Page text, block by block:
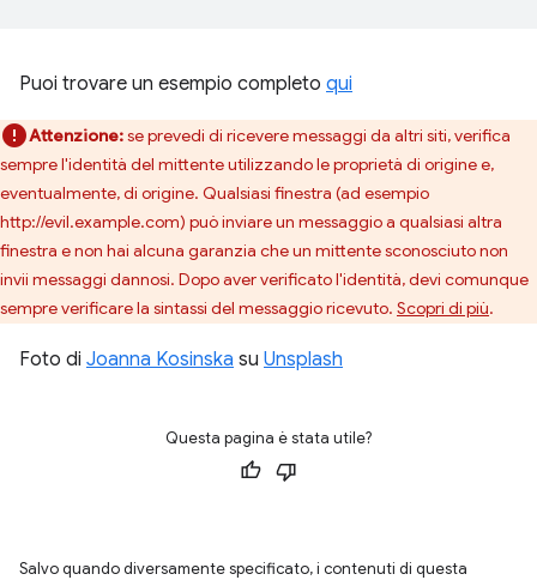
Puoi trovare un esempio completo qui
Attenzione:se prevedi di ricevere messaggi da altri siti, verifica
sempre l'identità del mittente utilizzando le proprietà di origine e,
eventualmente, di origine. Qualsiasi finestra (ad esempio
http://evil.example.com) può inviare un messaggio a qualsiasi altra
finestra e non hai alcuna garanzia che un mittente sconosciuto non
invii messaggi dannosi. Dopo aver verificato l'identità, devi comunque
sempre verificare la sintassi del messaggio ricevuto. Scopri di più.
Foto di Joanna Kosinska su Unsplash
Questa pagina è stata utile?
Salvo quando diversamente specificato, i contenuti di questa